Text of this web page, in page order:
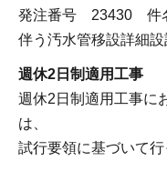
発注番号 23430 件
伴う汚水管移設詳細
週休2日制適用工事
週休2日制適用工事に
は、
試行要領に基づいて行